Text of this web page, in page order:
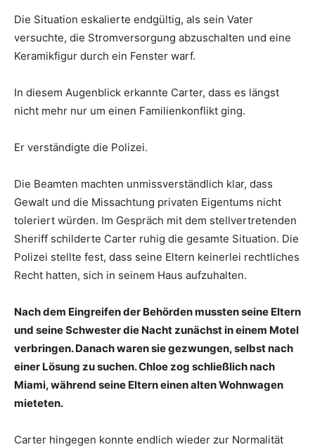
Die Situation eskalierte endgültig, als sein Vater
versuchte, die Stromversorgung abzuschalten und eine
Keramikfigur durch ein Fenster warf.
In diesem Augenblick erkannte Carter, dass es längst
nicht mehr nur um einen Familienkonflikt ging.
Er verständigte die Polizei.
Die Beamten machten unmissverständlich klar, dass
Gewalt und die Missachtung privaten Eigentums nicht
toleriert würden. Im Gespräch mit dem stellvertretenden
Sheriff schilderte Carter ruhig die gesamte Situation. Die
Polizei stellte fest, dass seine Eltern keinerlei rechtliches
Recht hatten, sich in seinem Haus aufzuhalten.
Nach dem Eingreifen der Behörden mussten seine Eltern
und seine Schwester die Nacht zunächst in einem Motel
verbringen. Danach waren sie gezwungen, selbst nach
einer Lösung zu suchen. Chloe zog schließlich nach
Miami, während seine Eltern einen alten Wohnwagen
mieteten.
Carter hingegen konnte endlich wieder zur Normalität